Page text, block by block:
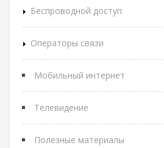
Беспроводной доступ
Операторы связи
Мобильный интернет
Телевидение
Полезные материалы